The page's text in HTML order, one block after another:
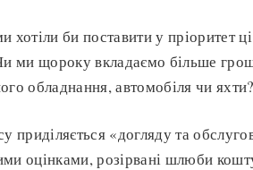
би поставити у пріоритет
ми щороку вкладаємо більше
обладнання, автомобіля чи яхти?
приділяється «догляду та
оцінками, розірвані шлюби